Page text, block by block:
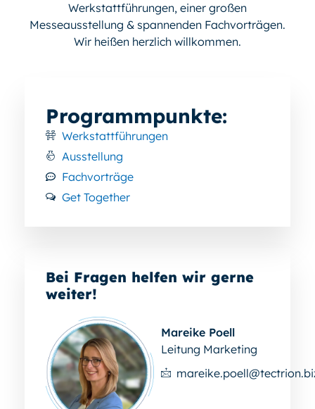
Werkstattführungen, einer großen
Messeausstellung & spannenden Fachvorträgen.
Wir heißen herzlich willkommen.
Programmpunkte:
Werkstattführungen
Ausstellung
Fachvorträge
Get Together
Bei Fragen helfen wir gerne
weiter!
Mareike Poell
Leitung Marketing